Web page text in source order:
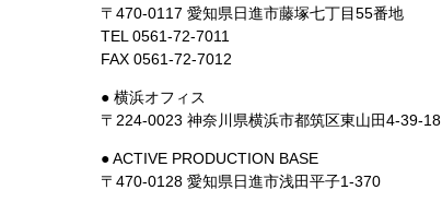
〒470-0117 愛知県日進市藤塚七丁目55番地
TEL 0561-72-7011
FAX 0561-72-7012
● 横浜オフィス
〒224-0023 神奈川県横浜市都筑区東山田4-39-18
● ACTIVE PRODUCTION BASE
〒470-0128 愛知県日進市浅田平子1-370